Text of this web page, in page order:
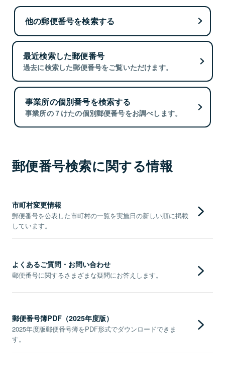
他の郵便番号を検索する
最近検索した郵便番号
過去に検索した郵便番号をご覧いただけます。
事業所の個別番号を検索する
事業所の７けたの個別郵便番号をお調べします。
郵便番号検索に関する情報
市町村変更情報
郵便番号を公表した市町村の一覧を実施日の新しい順に掲載
しています。
よくあるご質問・お問い合わせ
郵便番号に関するさまざまな疑問にお答えします。
郵便番号簿PDF（2025年度版）
2025年度版郵便番号簿をPDF形式でダウンロードできま
す。